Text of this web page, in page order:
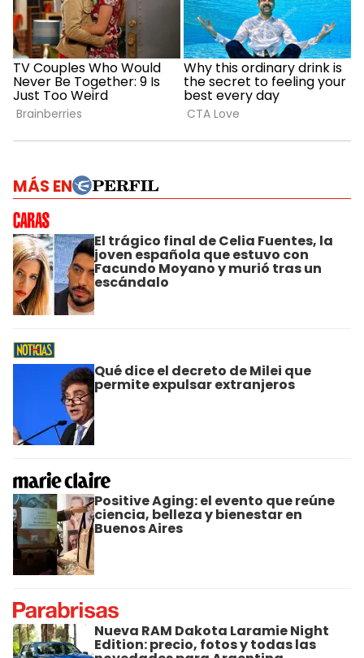
MÁS EN
El trágico final de Celia Fuentes, la
joven española que estuvo con
Facundo Moyano y murió tras un
escándalo
Qué dice el decreto de Milei que
permite expulsar extranjeros
Positive Aging: el evento que reúne
ciencia, belleza y bienestar en
Buenos Aires
Nueva RAM Dakota Laramie Night
Edition: precio, fotos y todas las